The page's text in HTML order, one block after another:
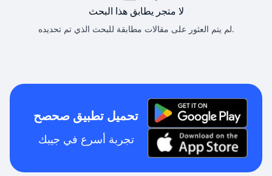
لا متجر يطابق هذا البحث
لم يتم العثور على مقالات مطابقة للبحث الذي تم تحديده.
تحميل تطبيق صحصح
تجربة أسرع في جيبك